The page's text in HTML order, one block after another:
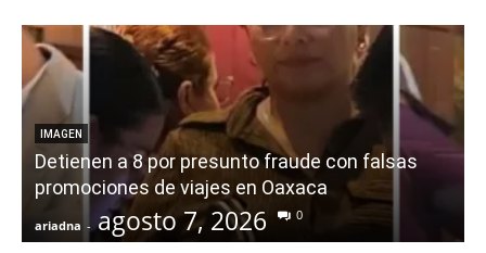
IMAGEN
Detienen a 8 por presunto fraude con falsas
promociones de viajes en Oaxaca
ariadna - agosto 7, 2026 0